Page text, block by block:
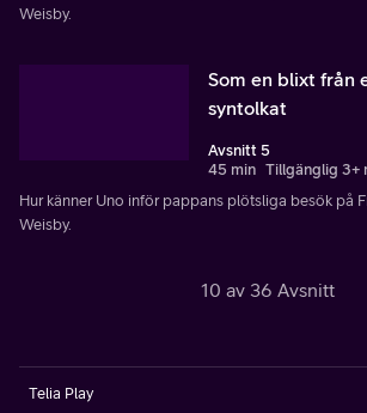
Weisby.
Som en blixt från
syntolkat
Avsnitt 5
45 min Tillgänglig 3+
Hur känner Uno inför pappans plötsliga besök på
Weisby.
10 av 36 Avsnitt
Telia Play